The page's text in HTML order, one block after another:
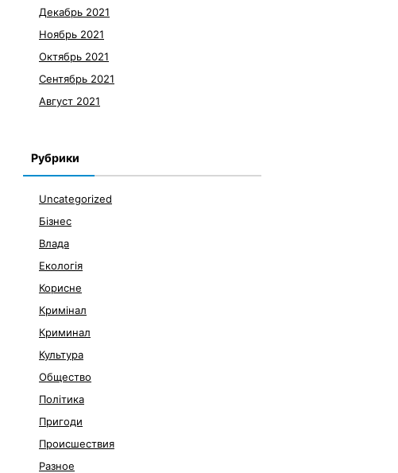
Декабрь 2021
Ноябрь 2021
Октябрь 2021
Сентябрь 2021
Август 2021
Рубрики
Uncategorized
Бізнес
Влада
Екологія
Корисне
Кримінал
Криминал
Культура
Общество
Політика
Пригоди
Происшествия
Разное